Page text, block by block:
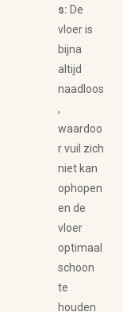
s: De
vloer is
bijna
altijd
naadloos
,
waardoo
r vuil zich
niet kan
ophopen
en de
vloer
optimaal
schoon
te
houden